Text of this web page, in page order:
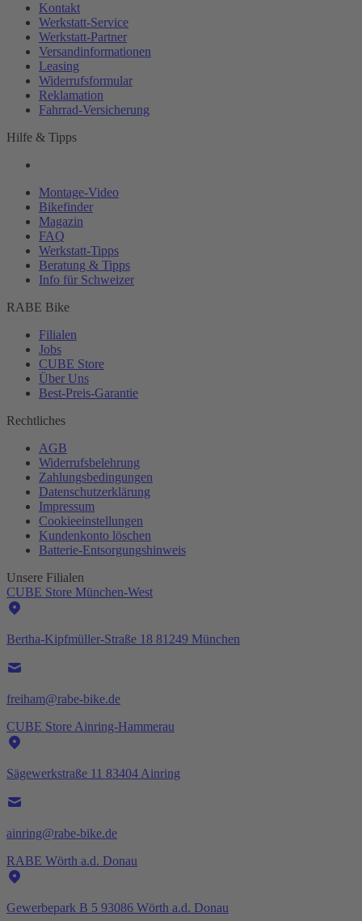
Kontakt
Werkstatt-Service
Werkstatt-Partner
Versandinformationen
Leasing
Widerrufsformular
Reklamation
Fahrrad-Versicherung
Hilfe & Tipps
Montage-Video
Bikefinder
Magazin
FAQ
Werkstatt-Tipps
Beratung & Tipps
Info für Schweizer
RABE Bike
Filialen
Jobs
CUBE Store
Über Uns
Best-Preis-Garantie
Rechtliches
AGB
Widerrufsbelehrung
Zahlungsbedingungen
Datenschutzerklärung
Impressum
Cookieeinstellungen
Kundenkonto löschen
Batterie-Entsorgungshinweis
Unsere Filialen
CUBE Store München-West
Bertha-Kipfmüller-Straße 18 81249 München
freiham@rabe-bike.de
CUBE Store Ainring-Hammerau
Sägewerkstraße 11 83404 Ainring
ainring@rabe-bike.de
RABE Wörth a.d. Donau
Gewerbepark B 5 93086 Wörth a.d. Donau